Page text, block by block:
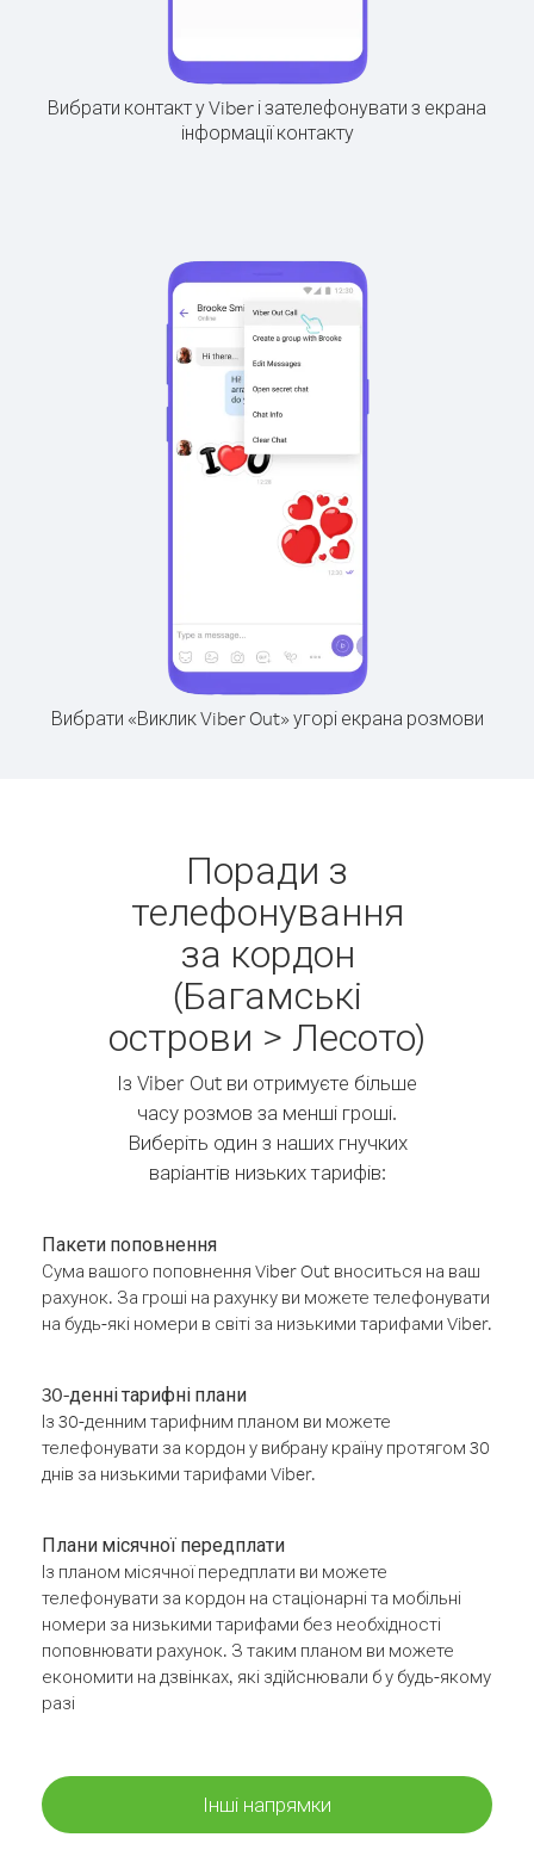
Вибрати контакт у Viber і зателефонувати з екрана
інформації контакту
Вибрати «Виклик Viber Out» угорі екрана розмови
Поради з
телефонування
за кордон
(Багамські
острови > Лесото)
Із Viber Out ви отримуєте більше
часу розмов за менші гроші.
Виберіть один з наших гнучких
варіантів низьких тарифів:
Пакети поповнення
Сума вашого поповнення Viber Out вноситься на ваш
рахунок. За гроші на рахунку ви можете телефонувати
на будь-які номери в світі за низькими тарифами Viber.
30-денні тарифні плани
Із 30-денним тарифним планом ви можете
телефонувати за кордон у вибрану країну протягом 30
днів за низькими тарифами Viber.
Плани місячної передплати
Із планом місячної передплати ви можете
телефонувати за кордон на стаціонарні та мобільні
номери за низькими тарифами без необхідності
поповнювати рахунок. З таким планом ви можете
економити на дзвінках, які здійснювали б у будь-якому
разі
Інші напрямки